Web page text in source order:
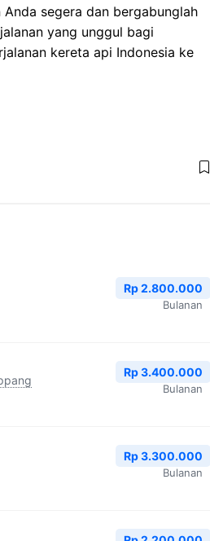
segera dan bergabunglah
yang unggul bagi
kereta api Indonesia ke
Rp 2.800.000
Bulanan
Rp 3.400.000
Bulanan
Rp 3.300.000
Bulanan